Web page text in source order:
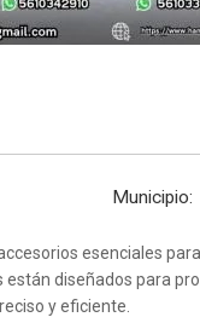
Municipio:
esenciales
diseñados para
y eficiente.